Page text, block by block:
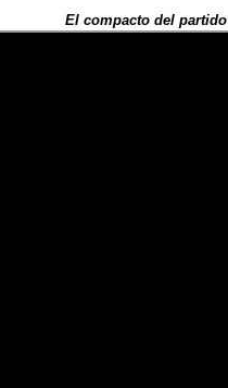
El compacto del partido